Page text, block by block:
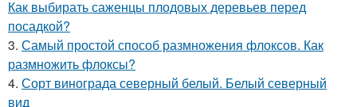
Как выбирать саженцы плодовых деревьев перед
посадкой?
3. Самый простой способ размножения флоксов. Как
размножить флоксы?
4. Сорт винограда северный белый. Белый северный
вид